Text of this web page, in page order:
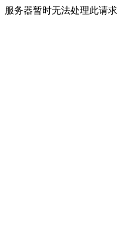
服务器暂时无法处理此请求